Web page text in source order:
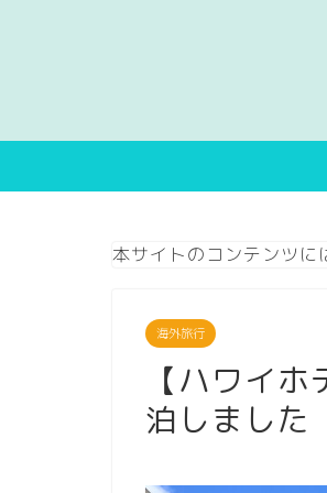
本サイトのコンテンツに
海外旅行
【ハワイ
泊しました